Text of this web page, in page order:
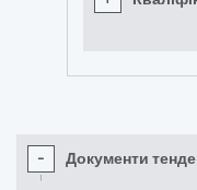
- Документи